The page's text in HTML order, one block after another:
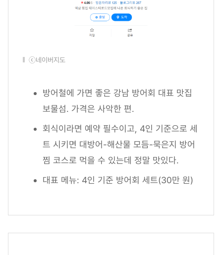
ⓒ네이버지도
방어철에 가면 좋은 강남 방어회 대표 맛집
보물섬. 가격은 사악한 편.
회식이라면 예약 필수이고, 4인 기준으로 세
트 시키면 대방어-해산물 모듬-묵은지 방어
찜 코스로 먹을 수 있는데 정말 맛있다.
대표 메뉴: 4인 기준 방어회 세트(30만 원)